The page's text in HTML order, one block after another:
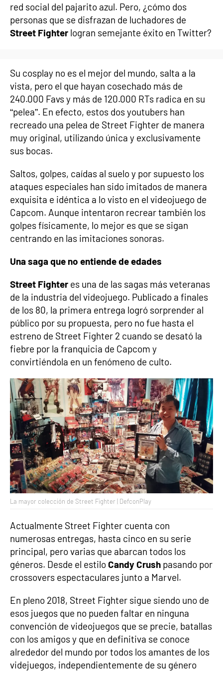
red social del pajarito azul. Pero, ¿cómo dos
personas que se disfrazan de luchadores de
Street Fighter logran semejante éxito en Twitter?
Su cosplay no es el mejor del mundo, salta a la
vista, pero el que hayan cosechado más de
240.000 Favs y más de 120.000 RTs radica en su
“pelea”. En efecto, estos dos youtubers han
recreado una pelea de Street Fighter de manera
muy original, utilizando única y exclusivamente
sus bocas.
Saltos, golpes, caídas al suelo y por supuesto los
ataques especiales han sido imitados de manera
exquisita e idéntica a lo visto en el videojuego de
Capcom. Aunque intentaron recrear también los
golpes físicamente, lo mejor es que se sigan
centrando en las imitaciones sonoras.
Una saga que no entiende de edades
Street Fighter es una de las sagas más veteranas
de la industria del videojuego. Publicado a finales
de los 80, la primera entrega logró sorprender al
público por su propuesta, pero no fue hasta el
estreno de Street Fighter 2 cuando se desató la
fiebre por la franquicia de Capcom y
convirtiéndola en un fenómeno de culto.
La mayor colección de Street Fighter | DefconPlay
Actualmente Street Fighter cuenta con
numerosas entregas, hasta cinco en su serie
principal, pero varias que abarcan todos los
géneros. Desde el estiloCandy Crush pasando por
crossovers espectaculares junto a Marvel.
En pleno 2018, Street Fighter sigue siendo uno de
esos juegos que no pueden faltar en ninguna
convención de videojuegos que se precie, batallas
con los amigos y que en definitiva se conoce
alrededor del mundo por todos los amantes de los
videjuegos, independientemente de su género